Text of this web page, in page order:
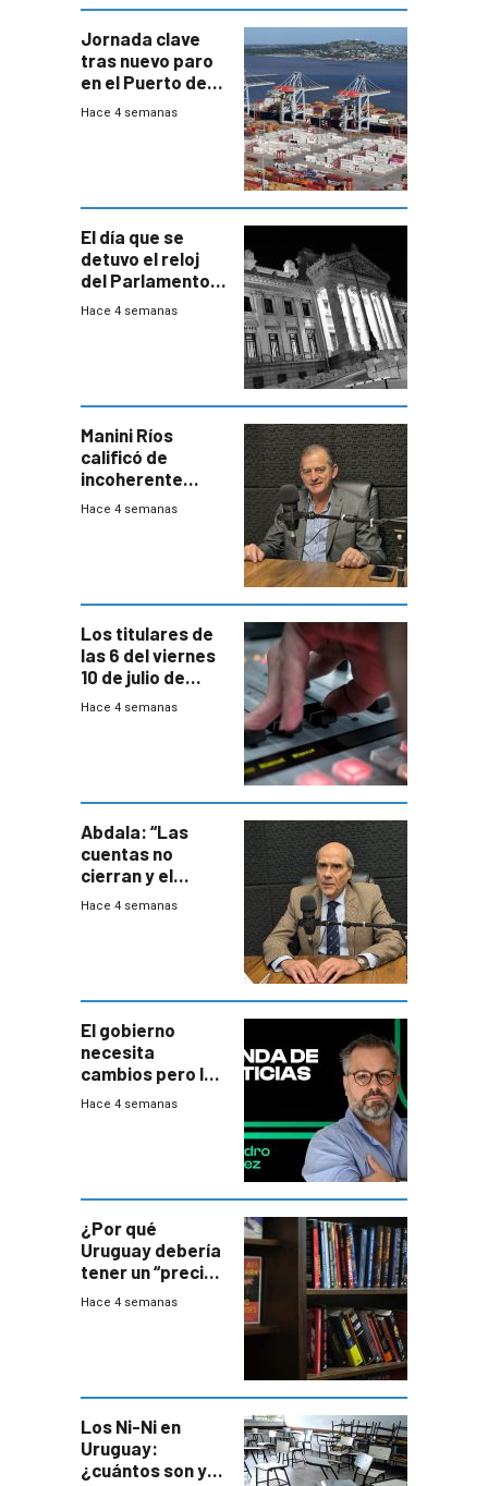
Jornada clave
tras nuevo paro
en el Puerto de
Montevideo
Hace 4 semanas
El día que se
detuvo el reloj
del Parlamento
para negociar
Hace 4 semanas
Manini Ríos
calificó de
incoherente
decisión de
Hace 4 semanas
Los titulares de
las 6 del viernes
10 de julio de
2026
Hace 4 semanas
Abdala: “Las
cuentas no
cierran y el
balance del
Hace 4 semanas
El gobierno
necesita
cambios pero los
ministros tienen
Hace 4 semanas
¿Por qué
Uruguay debería
tener un “precio
único” en los
Hace 4 semanas
Los Ni-Ni en
Uruguay:
¿cuántos son y